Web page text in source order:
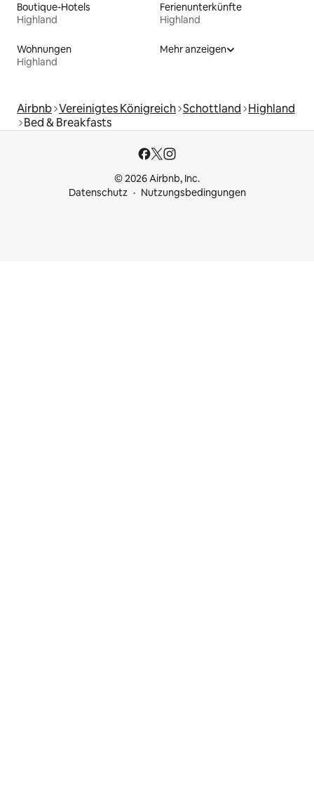
Boutique-Hotels
Highland
Ferienunterkünfte
Highland
Wohnungen
Highland
Mehr anzeigen
Airbnb Vereinigtes Königreich Schottland Highland
Bed & Breakfasts
© 2026 Airbnb, Inc.
Datenschutz
Nutzungsbedingungen